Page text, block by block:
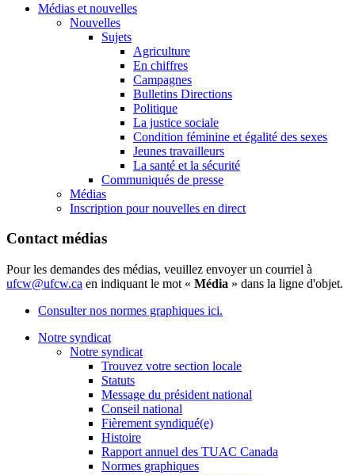
Médias et nouvelles
Nouvelles
Sujets
Agriculture
En chiffres
Campagnes
Bulletins Directions
Politique
La justice sociale
Condition féminine et égalité des sexes
Jeunes travailleurs
La santé et la sécurité
Communiqués de presse
Médias
Inscription pour nouvelles en direct
Contact médias
Pour les demandes des médias, veuillez envoyer un courriel à
ufcw@ufcw.ca en indiquant le mot « Média » dans la ligne d'objet.
Consulter nos normes graphiques ici.
Notre syndicat
Notre syndicat
Trouvez votre section locale
Statuts
Message du président national
Conseil national
Fièrement syndiqué(e)
Histoire
Rapport annuel des TUAC Canada
Normes graphiques